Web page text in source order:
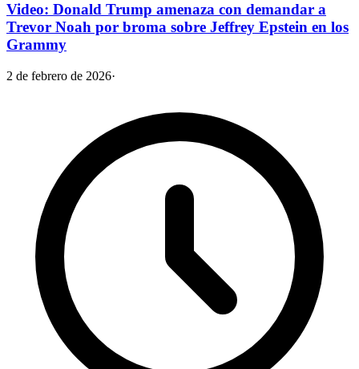
Video: Donald Trump amenaza con demandar a
Trevor Noah por broma sobre Jeffrey Epstein en los
Grammy
2 de febrero de 2026·